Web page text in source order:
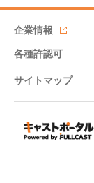
企業情報
各種許認可
サイトマップ